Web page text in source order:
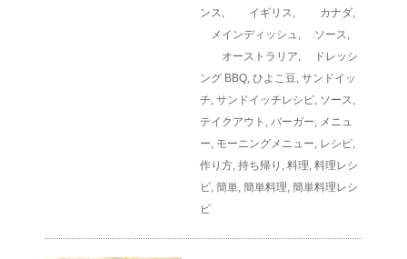
ンス, イギリス, カナダ,
メインディッシュ , ソース,
オーストラリア,
ドレッシ
ング BBQ, ひよこ豆, サンドイッ
チ, サンドイッチレシピ, ソース,
テイクアウト , バーガー, メニュ
ー, モーニングメニュー, レシピ,
作り方, 持ち帰り , 料理, 料理レシ
ピ, 簡単, 簡単料理, 簡単料理レシ
ピ